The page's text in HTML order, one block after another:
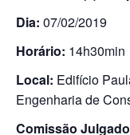
Dia: 07/02/2019
Horário: 14h30min
Local: Edifício
Engenharia de
Comissão